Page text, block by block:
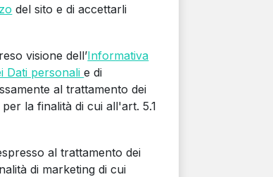
del sito e di accettarli
visione dell’Informativa
Dati personalie di
al trattamento dei
la finalità di cui all'art. 5.1
al trattamento dei
di marketing di cui